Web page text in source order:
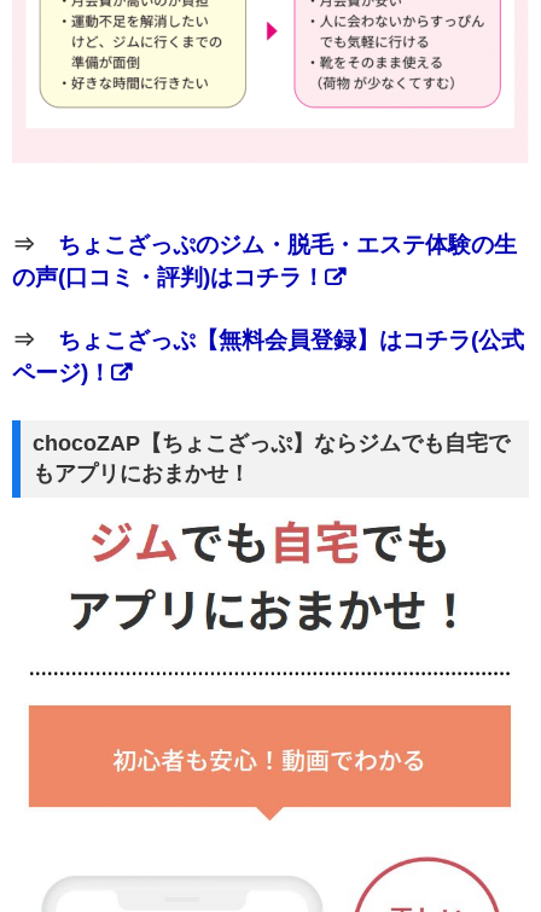
⇒ ちょこざっぷのジム・脱毛・エステ体験の生
の声(口コミ・評判)はコチラ！
⇒ ちょこざっぷ【無料会員登録】はコチラ(公式
ページ)！
chocoZAP【ちょこざっぷ】ならジムでも自宅で
もアプリにおまかせ！